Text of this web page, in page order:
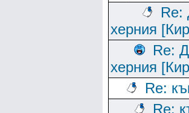
Re:
херния
Re:
херния
Re:
Re: